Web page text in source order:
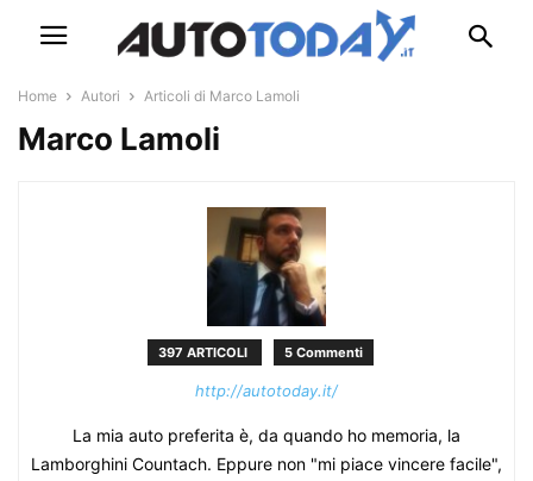
Home Autori Articoli di Marco Lamoli
Marco Lamoli
397 ARTICOLI 5 Commenti
http://autotoday.it/
La mia auto preferita è, da quando ho memoria, la
Lamborghini Countach. Eppure non "mi piace vincere facile",